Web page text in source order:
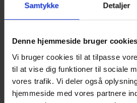
Samtykke Detaljer
Denne hjemmeside bruger cookies
Vi bruger cookies til at tilpasse
til at vise dig funktioner til sociale
vores trafik. Vi deler også
hjemmeside med vores partnere
Vi har samlet vores